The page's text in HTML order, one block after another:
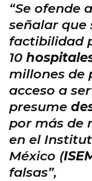
“Se ofende
señalar que
factibilidad
10
millones de
acceso a
presume
por más de
en el
México (
falsas”,